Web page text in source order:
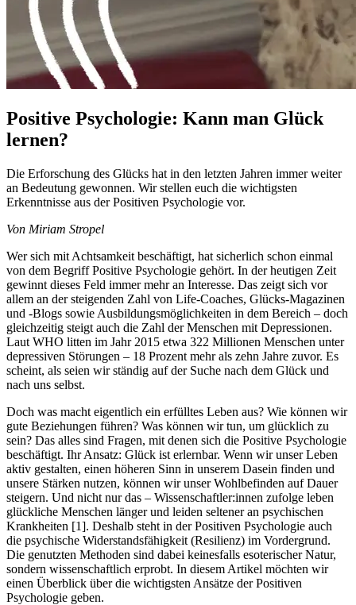
Positive Psychologie: Kann man Glück
lernen?
Die Erforschung des Glücks hat in den letzten Jahren immer weiter
an Bedeutung gewonnen. Wir stellen euch die wichtigsten
Erkenntnisse aus der Positiven Psychologie vor.
Von Miriam Stropel
Wer sich mit Achtsamkeit beschäftigt, hat sicherlich schon einmal
von dem Begriff Positive Psychologie gehört. In der heutigen Zeit
gewinnt dieses Feld immer mehr an Interesse. Das zeigt sich vor
allem an der steigenden Zahl von Life-Coaches, Glücks-Magazinen
und -Blogs sowie Ausbildungsmöglichkeiten in dem Bereich – doch
gleichzeitig steigt auch die Zahl der Menschen mit Depressionen.
Laut WHO litten im Jahr 2015 etwa 322 Millionen Menschen unter
depressiven Störungen – 18 Prozent mehr als zehn Jahre zuvor. Es
scheint, als seien wir ständig auf der Suche nach dem Glück und
nach uns selbst.
Doch was macht eigentlich ein erfülltes Leben aus? Wie können wir
gute Beziehungen führen? Was können wir tun, um glücklich zu
sein? Das alles sind Fragen, mit denen sich die Positive Psychologie
beschäftigt. Ihr Ansatz: Glück ist erlernbar. Wenn wir unser Leben
aktiv gestalten, einen höheren Sinn in unserem Dasein finden und
unsere Stärken nutzen, können wir unser Wohlbefinden auf Dauer
steigern. Und nicht nur das – Wissenschaftler:innen zufolge leben
glückliche Menschen länger und leiden seltener an psychischen
Krankheiten [1]. Deshalb steht in der Positiven Psychologie auch
die psychische Widerstandsfähigkeit (Resilienz) im Vordergrund.
Die genutzten Methoden sind dabei keinesfalls esoterischer Natur,
sondern wissenschaftlich erprobt. In diesem Artikel möchten wir
einen Überblick über die wichtigsten Ansätze der Positiven
Psychologie geben.